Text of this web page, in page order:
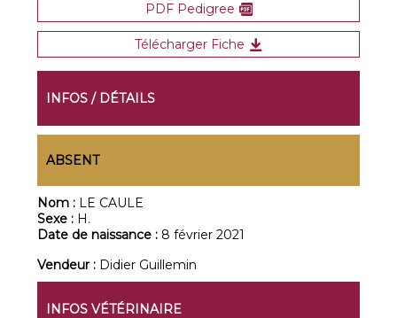
PDF Pedigree
Télécharger Fiche
INFOS / DÉTAILS
ABSENT
Nom : LE CAULE
Sexe : H.
Date de naissance : 8 février 2021
Vendeur : Didier Guillemin
INFOS VÉTÉRINAIRE